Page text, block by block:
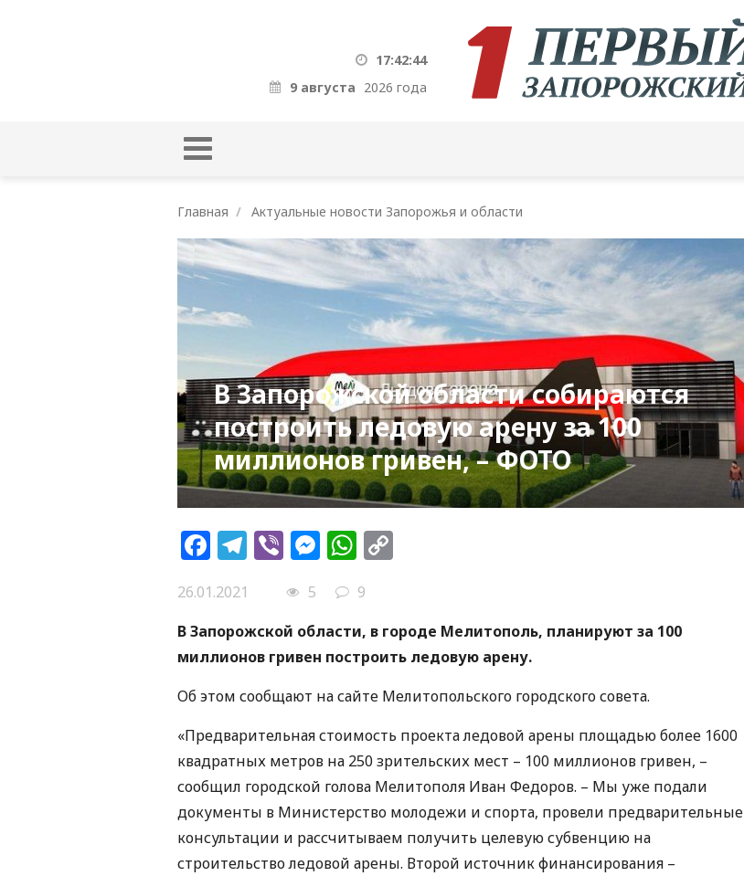
17:42:45
9 августа 2026 года
Главная Актуальные новости Запорожья и области
В Запорожской области собираются
построить ледовую арену за 100
миллионов гривен, – ФОТО
Facebook
Telegram
ViberMessenger
WhatsApp
26.01.2021 5
9
В Запорожской области, в городе Мелитополь, планируют за 100
миллионов гривен построить ледовую арену.
Об этом сообщают на сайте Мелитопольского городского совета.
«Предварительная стоимость проекта ледовой арены площадью более 1600
квадратных метров на 250 зрительских мест – 100 миллионов гривен, –
сообщил городской голова Мелитополя Иван Федоров. – Мы уже подали
документы в Министерство молодежи и спорта, провели предварительные
консультации и рассчитываем получить целевую субвенцию на
строительство ледовой арены. Второй источник финансирования –